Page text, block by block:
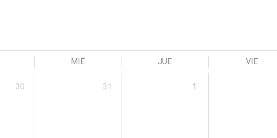
MIÉ JUE VIE
30 31 1